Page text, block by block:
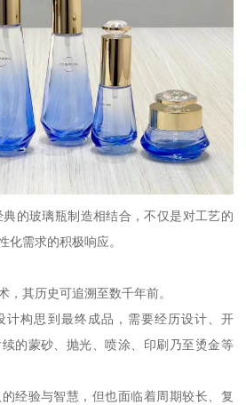
的玻璃瓶制造相结合，不仅是对工艺的
化需求的积极响应。
，其历史可追溯至数千年前。
计构思到最终成品，需要经历设计、开
的蒙砂、抛光、喷涂、印刷乃至烫金等
经验与智慧，但也面临着周期较长、复